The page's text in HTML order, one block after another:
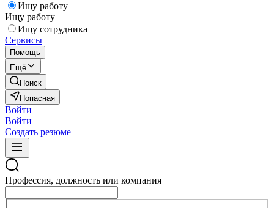
Ищу работу
Ищу работу
Ищу сотрудника
Сервисы
Помощь
Ещё
Поиск
Попасная
Войти
Войти
Создать резюме
Профессия, должность или компания